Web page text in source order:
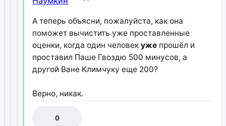
А теперь объясни, пожалуйста, как она
поможет вычистить уже проставленные
оценки, когда один человекуже прошёл и
проставил Паше Гвоздю 500 минусов, а
другой Ване Климчуку еще 200?
Верно, никак.
0